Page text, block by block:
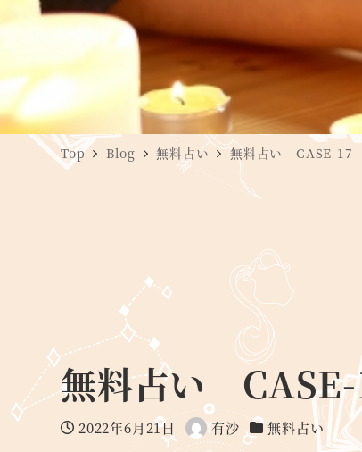
Top Blog 無料占い 無料占い CASE-17-
無料占い
投稿日
2022年6月21日
著
有沙
カテゴリー
無料占い